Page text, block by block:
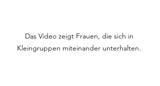
Das Video zeigt Frauen, die sich in
Kleingruppen miteinander unterhalten.